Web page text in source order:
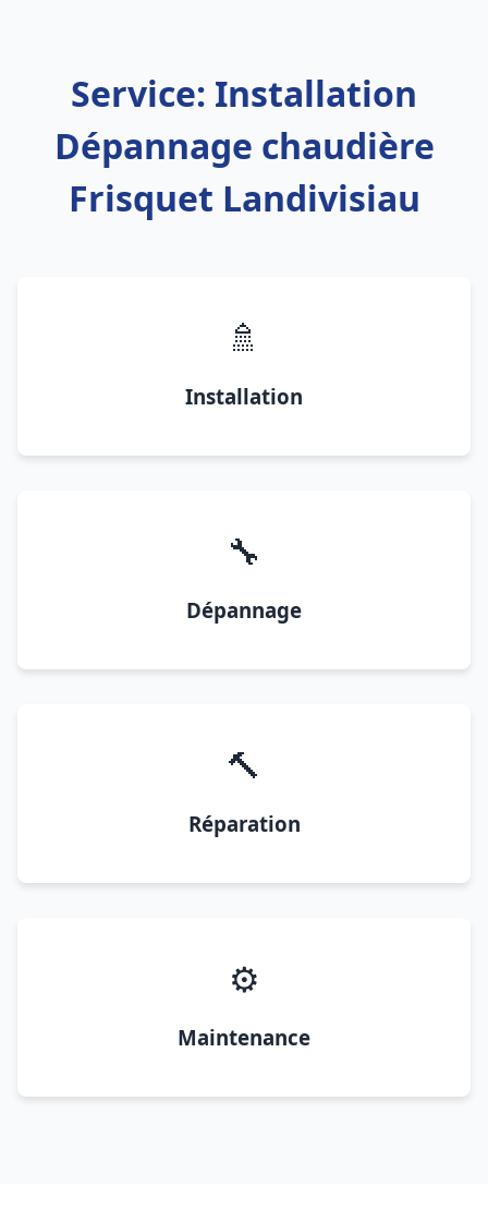
Service: Installation
Dépannage chaudière
Frisquet Landivisiau
🚿
Installation
🔧
Dépannage
🔨
Réparation
⚙️
Maintenance